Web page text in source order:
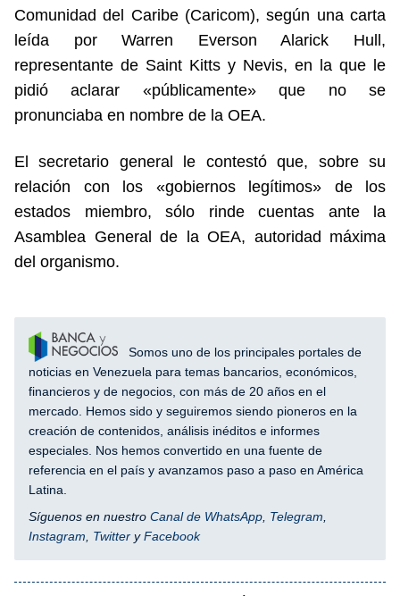
Comunidad del Caribe (Caricom), según una carta
leída por Warren Everson Alarick Hull,
representante de Saint Kitts y Nevis, en la que le
pidió aclarar «públicamente» que no se
pronunciaba en nombre de la OEA.
El secretario general le contestó que, sobre su
relación con los «gobiernos legítimos» de los
estados miembro, sólo rinde cuentas ante la
Asamblea General de la OEA, autoridad máxima
del organismo.
Somos uno de los principales portales de
noticias en Venezuela para temas bancarios, económicos,
financieros y de negocios, con más de 20 años en el
mercado. Hemos sido y seguiremos siendo pioneros en la
creación de contenidos, análisis inéditos e informes
especiales. Nos hemos convertido en una fuente de
referencia en el país y avanzamos paso a paso en América
Latina.
Síguenos en nuestro Canal de WhatsApp Telegram
Instagram
Twitter yFacebook